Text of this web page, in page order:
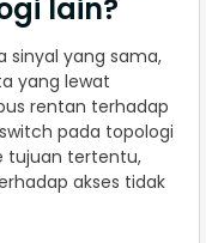
lain?
sinyal yang sama,
yang lewat
rentan terhadap
pada topologi
tujuan tertentu,
akses tidak